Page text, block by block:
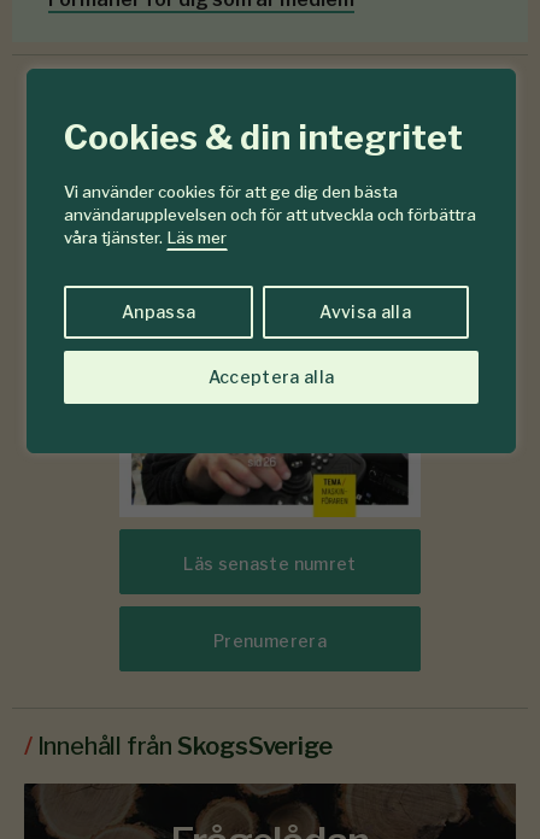
Cookies & din integritet
Vi använder cookies för att ge dig den bästa
användarupplevelsen och för att utveckla och förbättra
våra tjänster. Läs mer
Anpassa Avvisa alla
Acceptera alla
6-7
2026
Läs senaste numret
Prenumerera
/ Innehåll från SkogsSverige